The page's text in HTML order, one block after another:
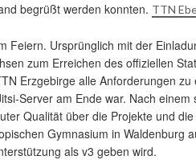
begrüßt werden konnten. TTN
Feiern. Ursprünglich mit der
zum Erreichen des offiziellen
Erzgebirge alle Anforderungen
Server am Ende war. Nach
Qualität über die Projekte und
Gymnasium in Waldenburg
als v3 geben wird.